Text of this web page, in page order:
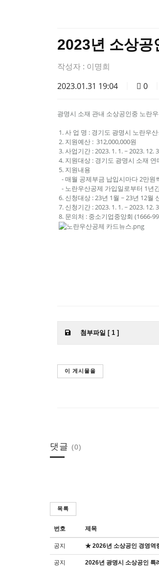
2023년 소상공
작성자 : 이명희
2023.01.31 19:04
0
광명시 소재 관내 소상공인중 노란
1. 사 업 명 : 경기도 광명시 노란우
2. 지원예산 : 312,000,000원
3. 사업기간 : 2023. 1. 1. ~ 2023. 12.
4. 지원대상 : 경기도 광명시 소재
5. 지원내용
- 매월 공제부금 납입시마다 2만원
- 노란우산공제 가입일로부터 1년
6. 신청대상 : 23년 1월 ~ 23년 12월
7. 신청기간 : 2023. 1. 1. ~ 2023. 12.
8. 문의처 : 중소기업중앙회 (1666-
첨부파일 [ 1 ]
이 게시물을
댓글 (0)
목록
번호 제목
공지 ★ 2026년 소상공인 경영역
공지 2026년 광명시 소상공인 특